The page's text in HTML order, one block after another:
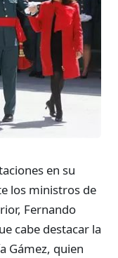
en su
los ministros de
Fernando
cabe destacar la
Gámez, quien